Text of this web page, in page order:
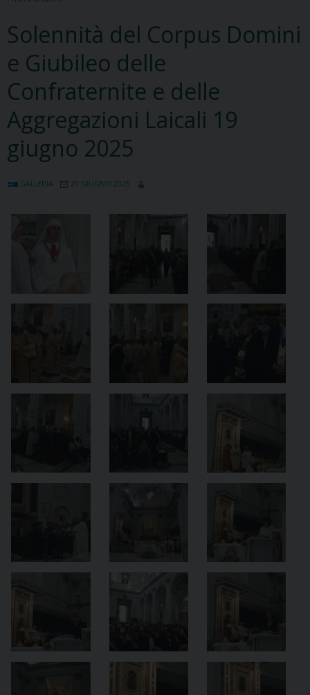
Solennità del Corpus Domini
e Giubileo delle
Confraternite e delle
Aggregazioni Laicali 19
giugno 2025
GALLERIA 20 GIUGNO 2025